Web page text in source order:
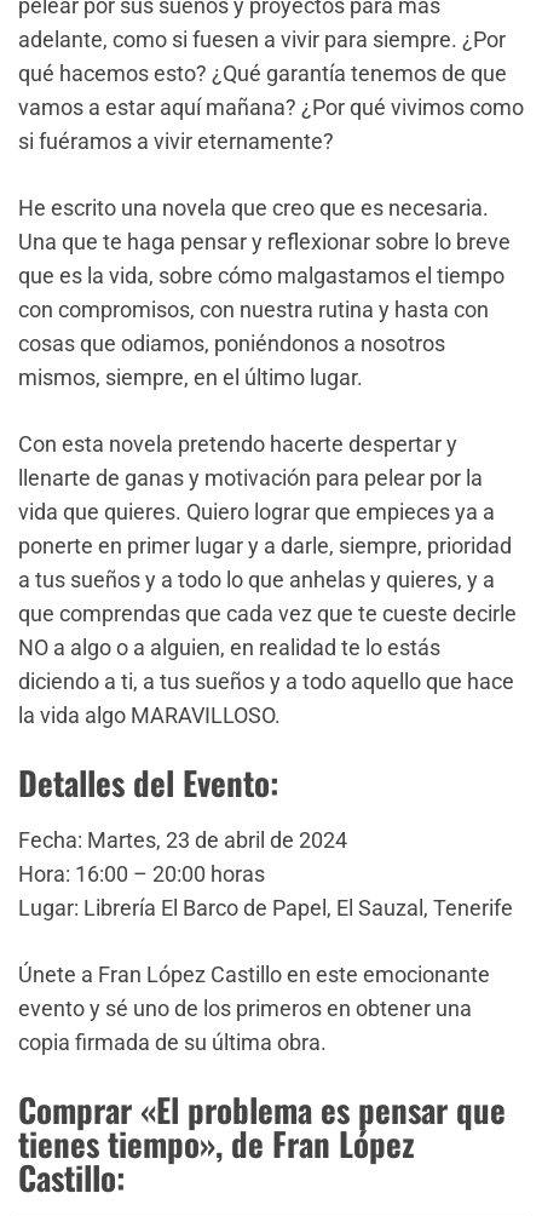
pelear por sus sueños y proyectos para más
adelante, como si fuesen a vivir para siempre. ¿Por
qué hacemos esto? ¿Qué garantía tenemos de que
vamos a estar aquí mañana? ¿Por qué vivimos como
si fuéramos a vivir eternamente?
He escrito una novela que creo que es necesaria.
Una que te haga pensar y reflexionar sobre lo breve
que es la vida, sobre cómo malgastamos el tiempo
con compromisos, con nuestra rutina y hasta con
cosas que odiamos, poniéndonos a nosotros
mismos, siempre, en el último lugar.
Con esta novela pretendo hacerte despertar y
llenarte de ganas y motivación para pelear por la
vida que quieres. Quiero lograr que empieces ya a
ponerte en primer lugar y a darle, siempre, prioridad
a tus sueños y a todo lo que anhelas y quieres, y a
que comprendas que cada vez que te cueste decirle
NO a algo o a alguien, en realidad te lo estás
diciendo a ti, a tus sueños y a todo aquello que hace
la vida algo MARAVILLOSO.
Detalles del Evento:
Fecha: Martes, 23 de abril de 2024
Hora: 16:00 – 20:00 horas
Lugar: Librería El Barco de Papel, El Sauzal, Tenerife
Únete a Fran López Castillo en este emocionante
evento y sé uno de los primeros en obtener una
copia firmada de su última obra.
Comprar «El problema es pensar que
tienes tiempo», de Fran López
Castillo: